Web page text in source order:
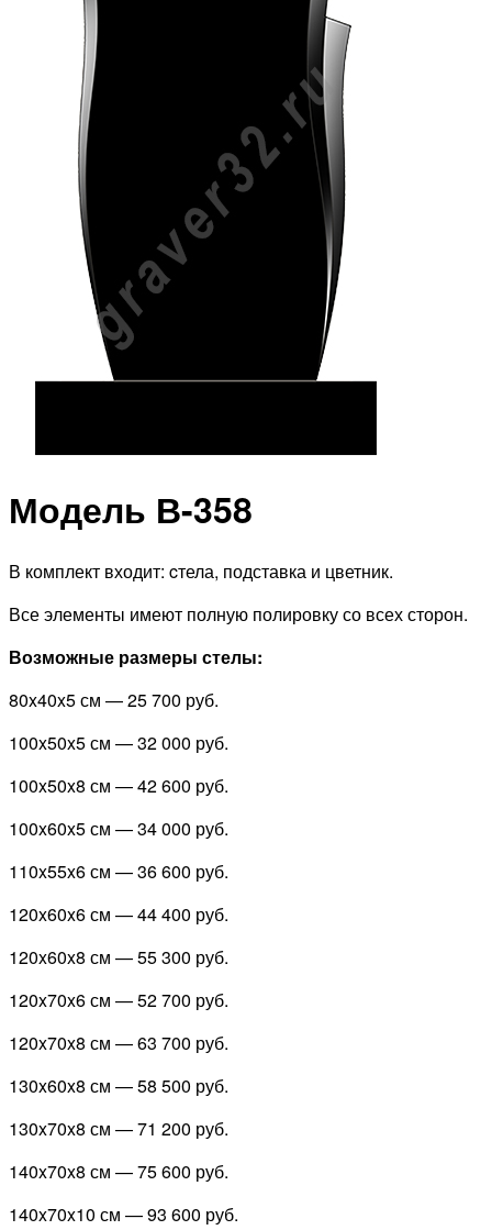
Модель В-358
В комплект входит: cтела, подставка и цветник.
Все элементы имеют полную полировку со всех сторон.
Возможные размеры стелы:
80x40x5 см —25 700 руб.
100x50x5 см —32 000 руб.
100x50x8 см —42 600 руб.
100x60x5 см —34 000 руб.
110x55x6 см —36 600 руб.
120x60x6 см —44 400 руб.
120x60x8 см —55 300 руб.
120x70x6 см —52 700 руб.
120x70x8 см —63 700 руб.
130x60x8 см —58 500 руб.
130x70x8 см —71 200 руб.
140x70x8 см —75 600 руб.
140x70x10 см —93 600 руб.